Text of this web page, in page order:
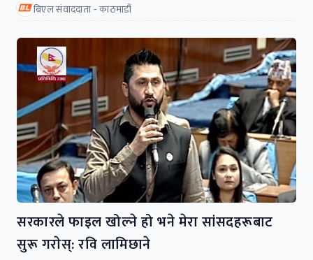
बिएल संवाददाता - काठमाडौं
सरकारले फाइल खोल्ने हो भने मेरा सांसदहरूबाट
सुरू गराेस्: रवि लामिछाने